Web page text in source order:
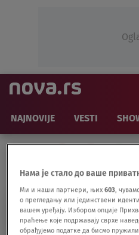
NAJNOVIJE VESTI
KENET PETI
Нама је стало до ваше
Ми и наши партнери, њих603 ,
о прегледању или јединствени
вашем уређају. Избором опције
праћење које подржавају сврхе
обрађујемо податке да бисмо